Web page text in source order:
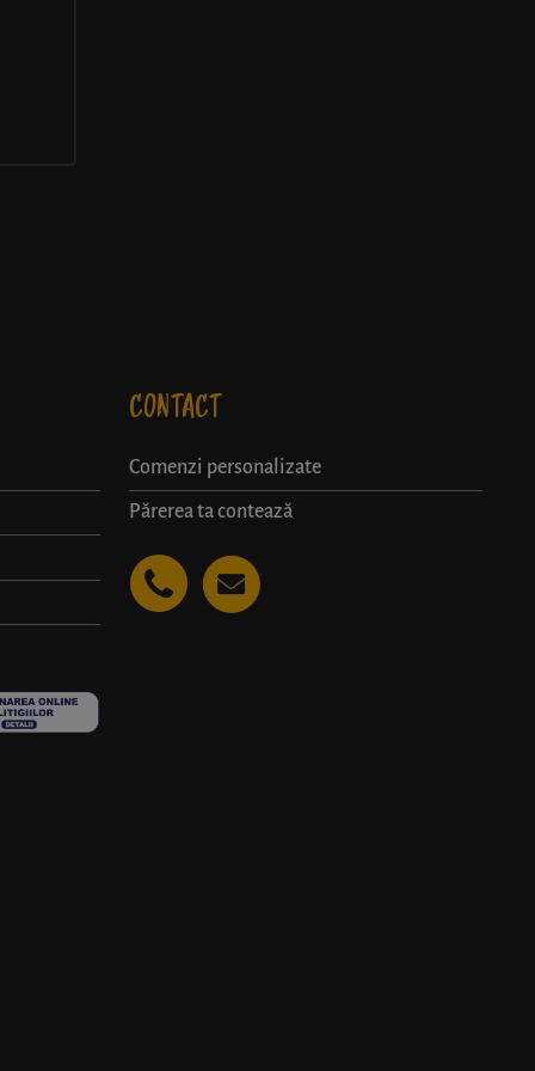
CONTACT
Comenzi personalizate
Părerea ta contează